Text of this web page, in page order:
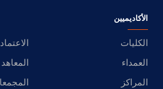
الأكاديميين
الكليات
العمداء
المعاهد
المراكز